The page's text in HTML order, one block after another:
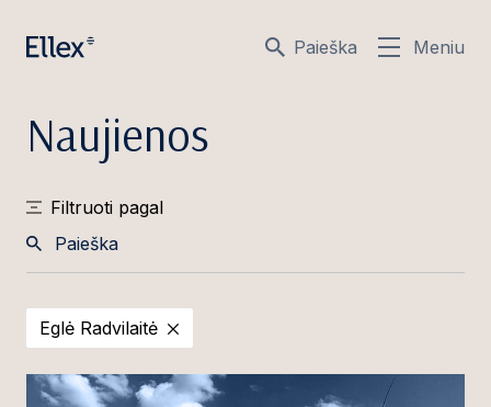
Paieška Meniu
Naujienos
Filtruoti pagal
Eglė Radvilaitė